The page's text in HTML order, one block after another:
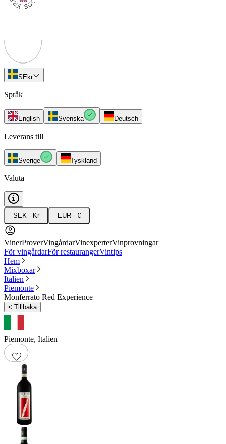
SEkr
Språk
English Svenska Deutsch
Leverans till
Sverige Tyskland
Valuta
SEK - Kr EUR - €
VinerProverVingårdarVinexperterVinprovningar
För vingårdarFör restaurangerVintips
Hem
Mixboxar
Italien
Piemonte
Monferrato Red Experience
< Tillbaka
Piemonte, Italien